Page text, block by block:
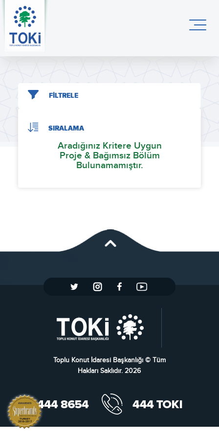
FİLTRELE
SIRALAMA
Aradığınız Kritere Uygun
Proje & Bağımsız Bölüm
Bulunamamıştır.
Toplu Konut İdaresi Başkanlığı © Tüm
Hakları Saklıdır. 2026